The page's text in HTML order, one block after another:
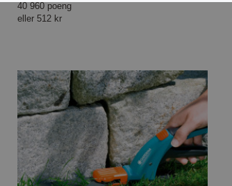
40 960 poeng
eller 512 kr